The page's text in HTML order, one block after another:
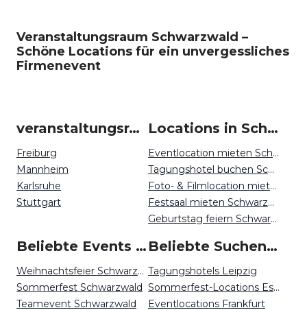
Veranstaltungsraum Schwarzwald –
Schöne Locations für ein unvergessliches
Firmenevent
veranstaltungsraum-firmenevents um Schwarzwald
Freiburg
Mannheim
Karlsruhe
Stuttgart
Locations in Schwarzwald mieten
Eventlocation mieten Schwarzwald
Tagungshotel buchen Schwarzwald
Foto- & Filmlocation mieten Schwarzwald
Festsaal mieten Schwarzwald
Geburtstag feiern Schwarzwald
Beliebte Events in Schwarzwald
Weihnachtsfeier Schwarzwald
Sommerfest Schwarzwald
Teamevent Schwarzwald
Beliebte Suchen auf Event Inc
Tagungshotels Leipzig
Sommerfest-Locations Essen
Eventlocations Frankfurt